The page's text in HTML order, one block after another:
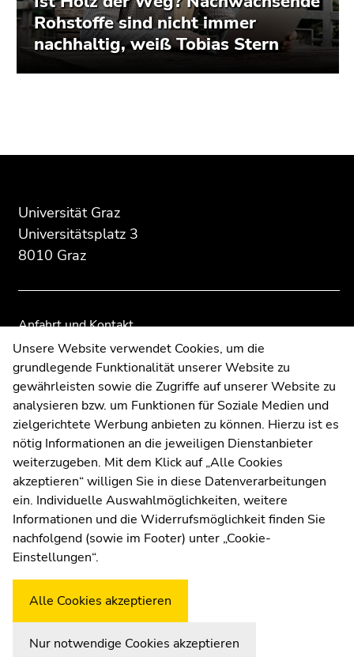
Rohstoffe sind nicht immer
nachhaltig, weiß Tobias Stern
Seitenbereichs:
Universität Graz
Universitätsplatz 3
8010 Graz
Anfahrt und Kontakt
Kommunikation und Öffentlichkeitsarbeit
Moodle
UNIGRAZonline
Impressum
Datenschutzerklärung
Cookie-Einstellungen
Barrierefreiheitserklärung
WetterstationUni Graz
Seitenbereichs.
Seitenbereiche
Seitenbereichs.
Seitenbereiche
Unsere Website verwendet Cookies, um die
grundlegende Funktionalität unserer Website zu
gewährleisten sowie die Zugriffe auf unserer Website zu
analysieren bzw. um Funktionen für Soziale Medien und
zielgerichtete Werbung anbieten zu können. Hierzu ist es
nötig Informationen an die jeweiligen Dienstanbieter
weiterzugeben. Mit dem Klick auf „Alle Cookies
akzeptieren“ willigen Sie in diese Datenverarbeitungen
ein. Individuelle Auswahlmöglichkeiten, weitere
Informationen und die Widerrufsmöglichkeit finden Sie
nachfolgend (sowie im Footer) unter „Cookie-
Einstellungen“.
Alle Cookies akzeptieren
Nur notwendige Cookies akzeptieren